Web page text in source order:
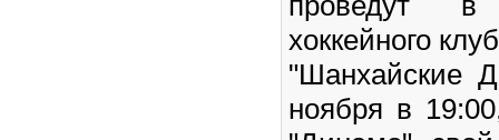
хоккейного
"Шанхайские
ноября в